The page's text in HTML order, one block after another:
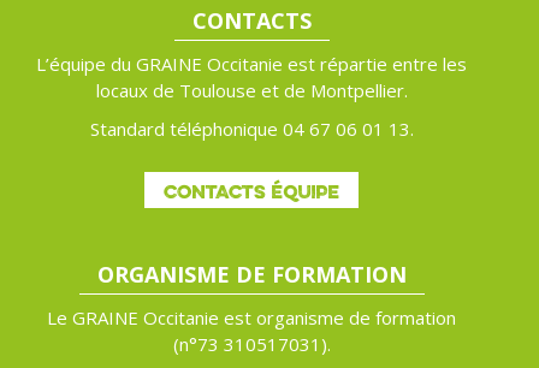
CONTACTS
L’équipe du GRAINE Occitanie est répartie entre les
locaux de Toulouse et de Montpellier.
Standard téléphonique 04 67 06 01 13.
CONTACTS ÉQUIPE
ORGANISME DE FORMATION
Le GRAINE Occitanie est organisme de formation
(n°73 310517031).